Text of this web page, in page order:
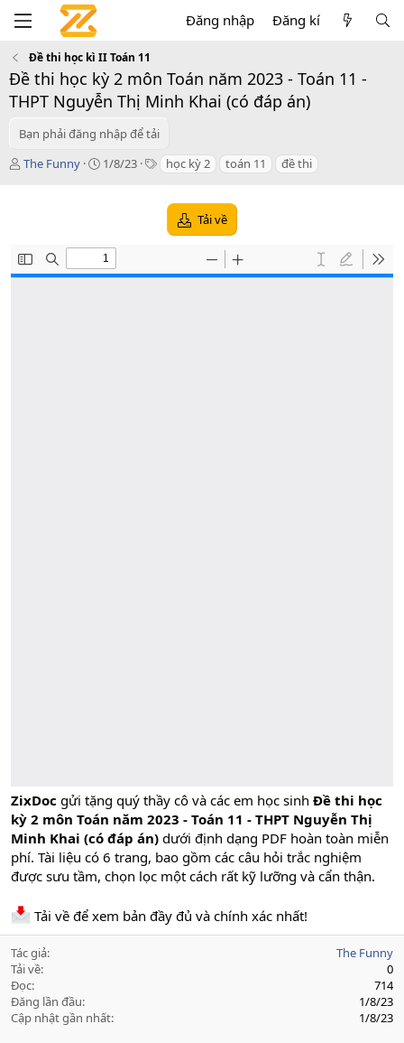
Đăng nhập Đăng kí
Đề thi học kì II Toán 11
Đề thi học kỳ 2 môn Toán năm 2023 - Toán 11 -
THPT Nguyễn Thị Minh Khai (có đáp án)
Bạn phải đăng nhập để tải
T
The Funny
C
o
n
1/8/23
T học kỳ 2 toán 11 đề thi
Tải về
ZixDoc gửi tặng quý thầy cô và các em học sinh Đề thi học
kỳ 2 môn Toán năm 2023 - Toán 11 - THPT Nguyễn Thị
Minh Khai (có đáp án) dưới định dạng PDF hoàn toàn miễn
phí. Tài liệu có 6 trang, bao gồm các câu hỏi trắc nghiệm
được sưu tầm, chọn lọc một cách rất kỹ lưỡng và cẩn thận.
Tải về để xem bản đầy đủ và chính xác nhất!
Tác giả
The Funny
Tải về
0
Đọc
714
Đăng lần đầu
1/8/23
Cập nhật gần nhất
1/8/23